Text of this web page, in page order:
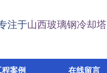
注于山西玻璃钢冷却塔
程案例 在线留言